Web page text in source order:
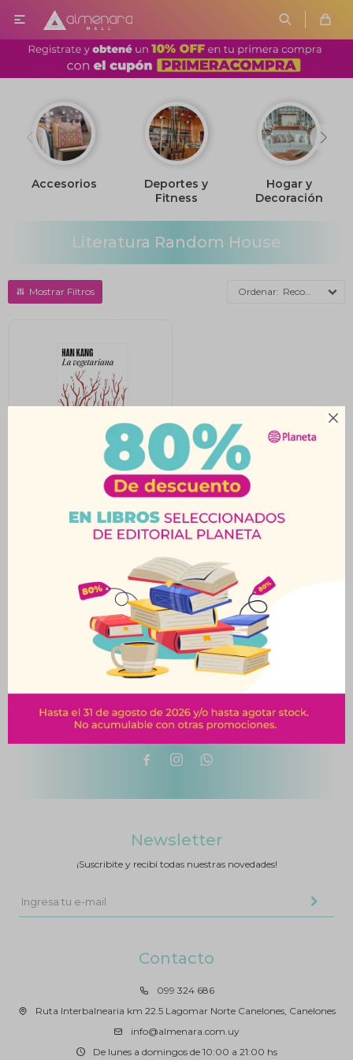


Accesorios
Deportes y
Fitness
Hogar y
Decoración
Literatura Random House
Recomendados
La Vegetariana
990
  
Contacto
099 324 686
Ruta Interbalnearia km 22.5 Lagomar Norte Canelones, Canelones
info@almenara.com.uy
De lunes a domingos de 10:00 a 21:00 hs
Newsletter
¡Suscribite y recibí todas nuestras novedades!